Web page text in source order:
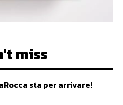
miss
sta per arrivare!